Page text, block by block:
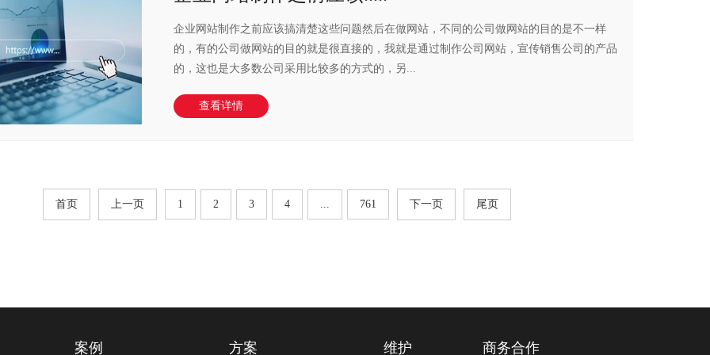
企业网站制作之前应该搞清楚这些问题然后在做网站，不同的公司做网站的目的是不一样
的，有的公司做网站的目的就是很直接的，我就是通过制作公司网站，宣传销售公司的产品
的，这也是大多数公司采用比较多的方式的，另...
查看详情
首页 上一页 1 2 3 4 ... 761 下一页 尾页
案例 方案 维护 商务合作